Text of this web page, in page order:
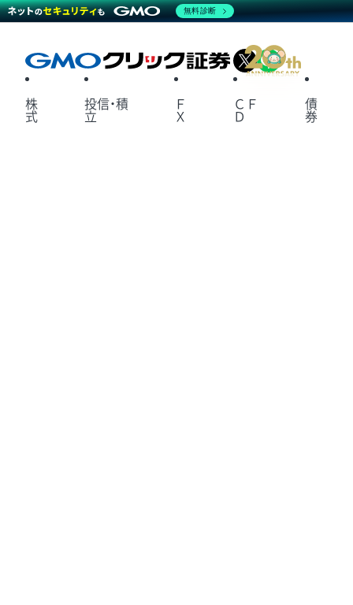
X
株
式
投信・積
立
Ｆ
Ｘ
ＣＦ
Ｄ
債
券
無料診断